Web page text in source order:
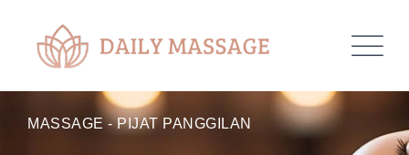
MASSAGE - PIJAT PANGGILAN